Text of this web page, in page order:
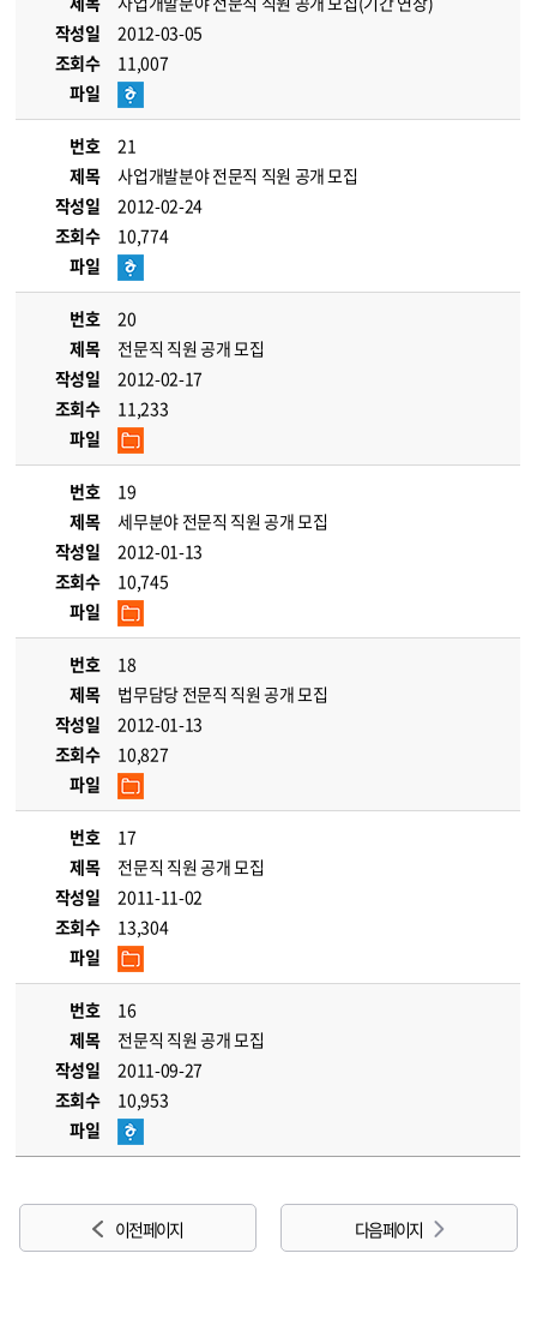
작성일
2012-03-05
조회수
11,007
파일
번호
21
제목
사업개발분야 전문직 직원 공개 모집
작성일
2012-02-24
조회수
10,774
파일
번호
20
제목
전문직 직원 공개 모집
작성일
2012-02-17
조회수
11,233
파일
번호
19
제목
세무분야 전문직 직원 공개 모집
작성일
2012-01-13
조회수
10,745
파일
번호
18
제목
법무담당 전문직 직원 공개 모집
작성일
2012-01-13
조회수
10,827
파일
번호
17
제목
전문직 직원 공개 모집
작성일
2011-11-02
조회수
13,304
파일
번호
16
제목
전문직 직원 공개 모집
작성일
2011-09-27
조회수
10,953
파일
이전 페이지 다음 페이지